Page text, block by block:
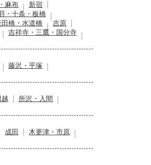
麻布
新宿
・十条・板橋
橋・水道橋
吉原
吉祥寺・三鷹・国分寺
藤沢・平塚
越
所沢・入間
成田
木更津・市原